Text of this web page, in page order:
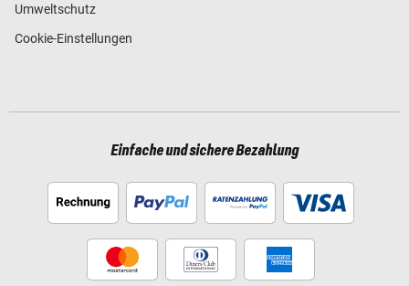
Umweltschutz
Cookie-Einstellungen
Einfache und sichere Bezahlung